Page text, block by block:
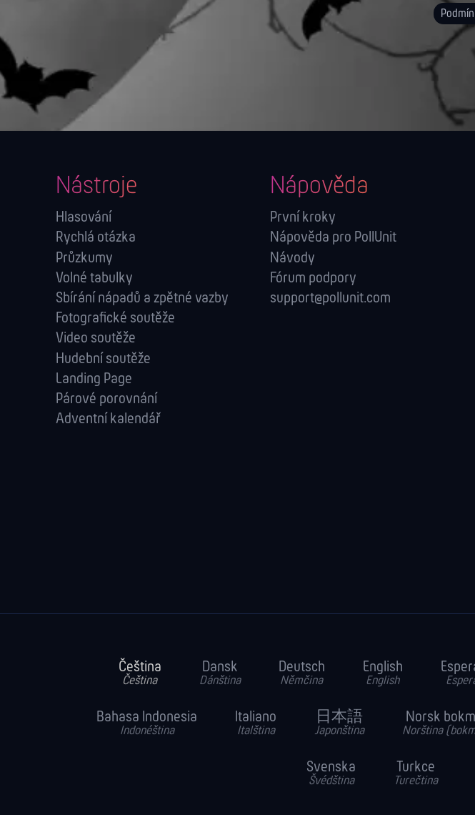
Nástroje
Hlasování
Rychlá otázka
Průzkumy
Volné tabulky
Sbírání nápadů a zpětné vazby
Fotografické soutěže
Video soutěže
Hudební soutěže
Landing Page
Párové porovnání
Adventní kalendář
Nápověda
První kroky
Nápověda pro PollUnit
Návody
Fórum podpory
support@pollunit.com
Čeština
Čeština
Dansk
Dánština
Deutsch
Němčina
English
English
Bahasa Indonesia
Indonéština
Italiano
Italština
日本語
Japonština
Norsk
Norština
Svenska
Švédština
Turkce
Turečtina